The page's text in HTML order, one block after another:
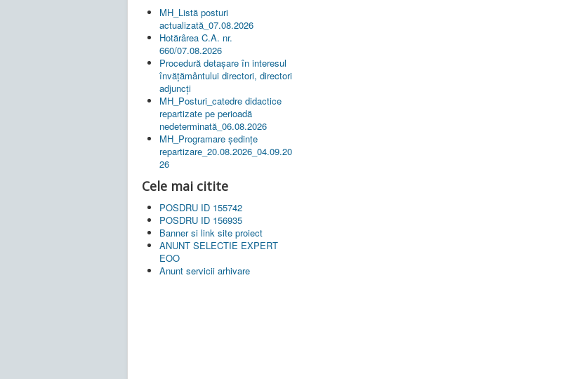
MH_Listă posturi
actualizată_07.08.2026
Hotărârea C.A. nr.
660/07.08.2026
Procedură detașare în interesul
învățământului directori, directori
adjuncți
MH_Posturi_catedre didactice
repartizate pe perioadă
nedeterminată_06.08.2026
MH_Programare ședințe
repartizare_20.08.2026_04.09.20
26
Cele mai citite
POSDRU ID 155742
POSDRU ID 156935
Banner si link site proiect
ANUNT SELECTIE EXPERT
EOO
Anunt servicii arhivare